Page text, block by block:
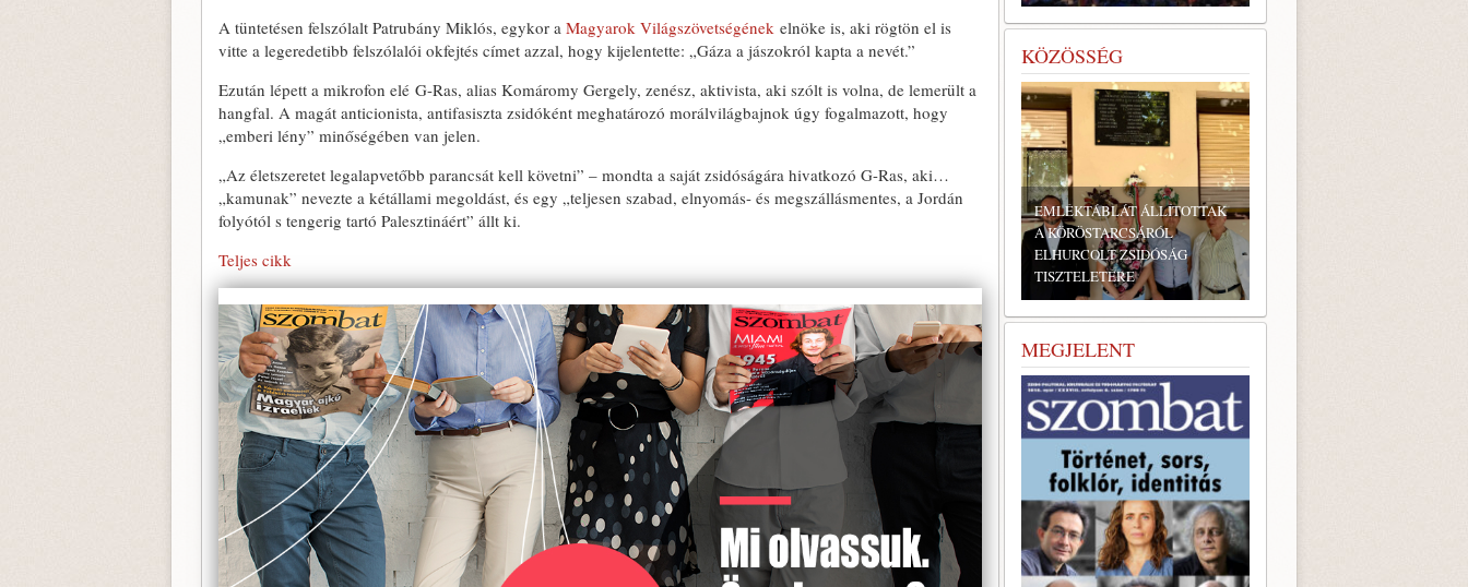
A tüntetésen felszólalt Patrubány Miklós, egykor a Magyarok Világszövetségének elnöke is, aki rögtön el is
vitte a legeredetibb felszólalói okfejtés címet azzal, hogy kijelentette: „Gáza a jászokról kapta a nevét.”
Ezután lépett a mikrofon elé G-Ras, alias Komáromy Gergely, zenész, aktivista, aki szólt is volna, de lemerült a
hangfal. A magát anticionista, antifasiszta zsidóként meghatározó morálvilágbajnok úgy fogalmazott, hogy
„emberi lény” minőségében van jelen.
„Az életszeretet legalapvetőbb parancsát kell követni” – mondta a saját zsidóságára hivatkozó G-Ras, aki…
„kamunak” nevezte a kétállami megoldást, és egy „teljesen szabad, elnyomás- és megszállásmentes, a Jordán
folyótól s tengerig tartó Palesztináért” állt ki.
Teljes cikk
KÖZÖSSÉG
EMLÉKTÁBLÁT ÁLLÍTOTTAK
A KÖRÖSTARCSÁRÓL
ELHURCOLT ZSIDÓSÁG
TISZTELETÉRE
BONYHÁDI ZSIDÓ NAPOK
MEGJELENT